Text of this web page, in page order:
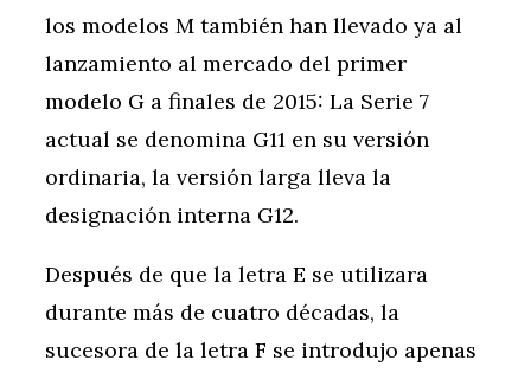
los modelos M también han llevado ya al
lanzamiento al mercado del primer
modelo G a finales de 2015: La Serie 7
actual se denomina G11 en su versión
ordinaria, la versión larga lleva la
designación interna G12.
Después de que la letra E se utilizara
durante más de cuatro décadas, la
sucesora de la letra F se introdujo apenas